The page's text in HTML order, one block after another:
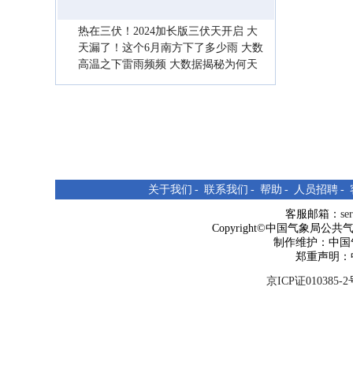
热在三伏！2024加长版三伏天开启 大
数据看哪里三伏高温最多
天漏了！这个6月南方下了多少雨 大数
据告诉你暴雨是否越来越多了
高温之下雷雨频频 大数据揭秘为何天
关于我们 - 联系我们 - 帮助 - 人员招聘 -
客服邮箱：
Copyright©中国气象局公共
制作维护：中
郑重声明
京ICP证010385-2